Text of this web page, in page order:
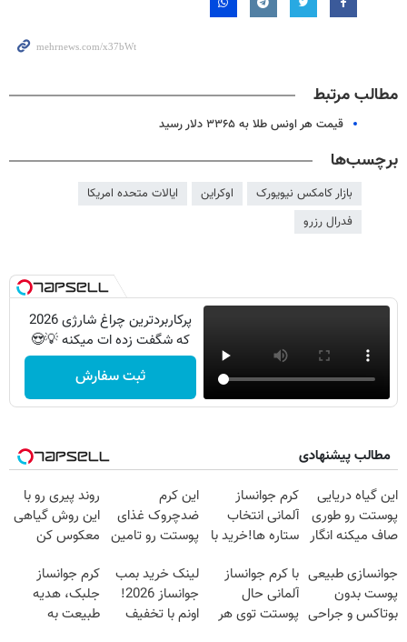
مطالب مرتبط
قیمت هر اونس طلا به ۳۳۶۵ دلار رسید
برچسب‌ها
بازار کامکس نیویورک اوکراین
ایالات متحده امریکا
فدرال رزرو
پرکاربردترین چراغ شارژی 2026
که شگفت زده ات میکنه 💡😍
ثبت سفارش
مطالب پیشنهادی
این گیاه دریایی
پوستت رو طوری
صاف میکنه انگار
شدی🔥
کرم جوانساز
آلمانی انتخاب
ستاره ها!خرید با
این کرم
ضدچروک غذای
پوستت رو تامین
40%تخفیف)
روند پیری رو با
این روش گیاهی
معکوس کن
جوانسازی طبیعی
پوست بدون
بوتاکس و جراحی
با کرم جوانساز
آلمانی حال
پوستت توی هر
لینک خرید بمب
جوانساز 2026!
اونم با تخفیف
کرم جوانساز
جلبک، هدیه
طبیعت به